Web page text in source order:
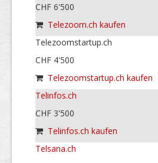
CHF 6'500
Telezoom.ch kaufen
Telezoomstartup.ch
CHF 4'500
Telezoomstartup.ch kaufen
Telinfos.ch
CHF 3'500
Telinfos.ch kaufen
Telsana.ch